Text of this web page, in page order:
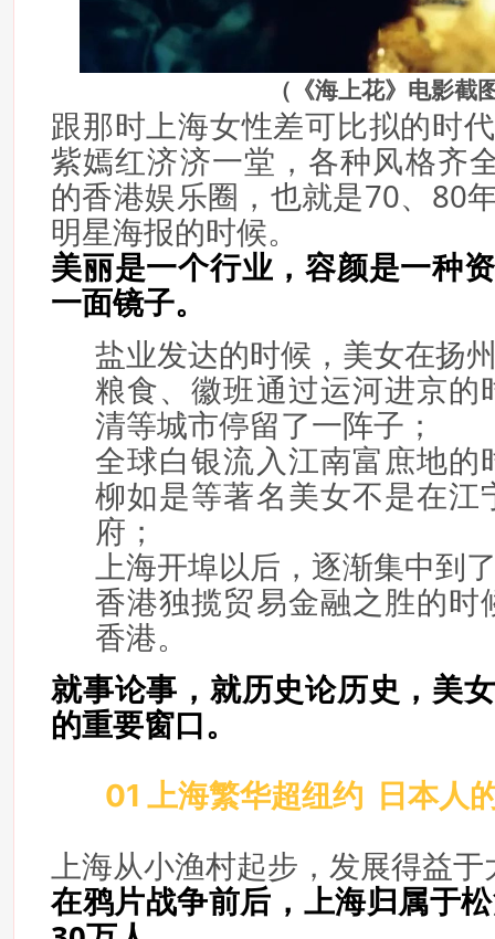
（《海上花》电影截
跟那时上海女性差可比拟的时
紫嫣红济济一堂，各种风格齐
的香港娱乐圈，也就是70、80
明星海报的时候。
美丽是一个行业，容颜是一种
一面镜子。
盐业发达的时候，美女在扬
粮食、徽班通过运河进京的
清等城市停留了一阵子；
全球白银流入江南富庶地的
柳如是等著名美女不是在江
府；
上海开埠以后，逐渐集中到
香港独揽贸易金融之胜的时
香港。
就事论事，就历史论历史，美
的重要窗口。
01 上海繁华超纽约 日本人
上海从小渔村起步，发展得益于
在鸦片战争前后，上海归属于